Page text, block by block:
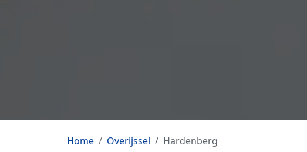
Home Overijssel Hardenberg